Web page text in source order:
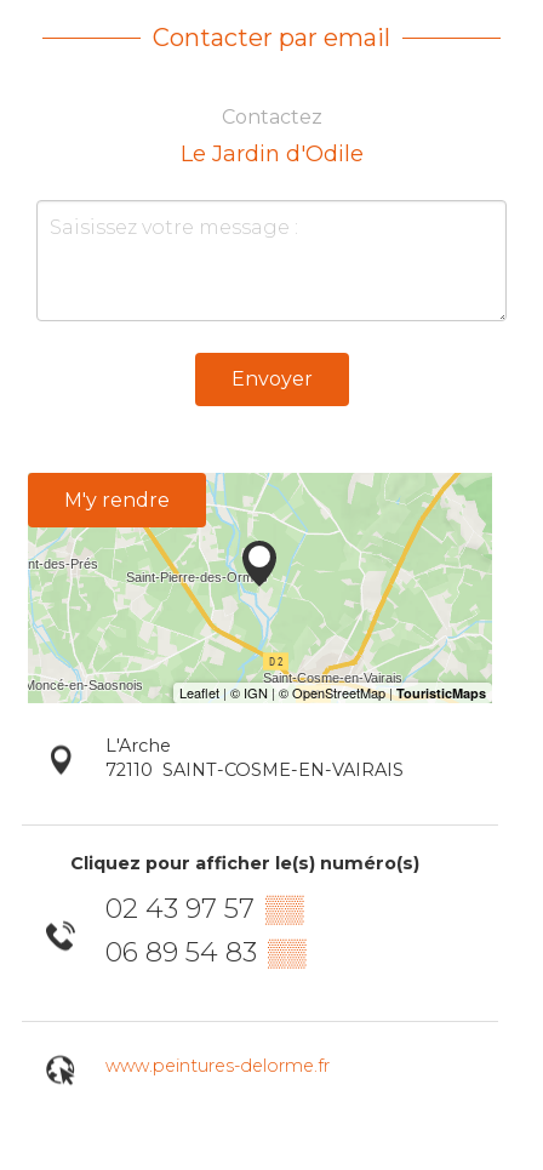
Contacter par email
Contactez
Le Jardin d'Odile
Envoyer
M'y rendre
L'Arche
72110 SAINT-COSME-EN-VAIRAIS
Cliquez pour afficher le(s) numéro(s)
02 43 97 57 ▒▒
06 89 54 83 ▒▒
www.peintures-delorme.fr